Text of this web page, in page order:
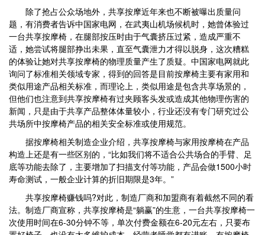
除了抢占公众场地外，共享按摩近年来也不断被曝出质量问
题，有消费者告诉中国家电网，在武夷山机场候机时，她曾体验过
一台共享按摩椅，在腿部按压时由于气囊挤压过紧，造成严重不
适，她尝试将腿部挣出未果，直至气囊泄力才得以脱身，这次糟糕
的体验让她对共享按摩椅的物理质量产生了质疑。中国家电网就此
询问了标准相关领域专家，得到的回答是目前按摩椅主要有家用和
类似用途产品相关标准，而理论上，类似用途是包含共享场景的，
但他们也注意到共享按摩椅有过夹顾客头发或造成其他物理伤害的
新闻，只是由于共享产品整体体量较小，行业还没有专门研究过公
共场所中按摩椅产品的相关安全标准或使用规范。
据按摩椅相关制造企业介绍，共享按摩椅与家用按摩椅在产品
构造上还是有一些区别的，“比如我们将不适合公共场合的手臂、足
底等功能去除了，主要增加了扫描支付等功能，产品会做1500小时
寿命测试，一般企业计算的折旧期限是3年。”
共享按摩椅赚钱吗?对此，制造厂商和加盟商有着截然不同的看
法。制造厂商宣称，共享按摩椅是“躺赢”的生意，一台共享按摩椅一
次使用时间在6-30分钟不等，单次付费金额在6-20元左右，只要布